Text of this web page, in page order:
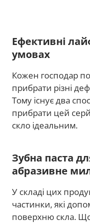
Ефективні
умовах
Кожен господар
прибрати різні
Тому існує два
прибрати цей
скло ідеальним.
Зубна паста
абразивне
У складі цих
частинки, які
поверхню скла.